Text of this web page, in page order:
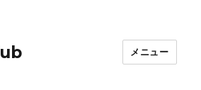
メニュー